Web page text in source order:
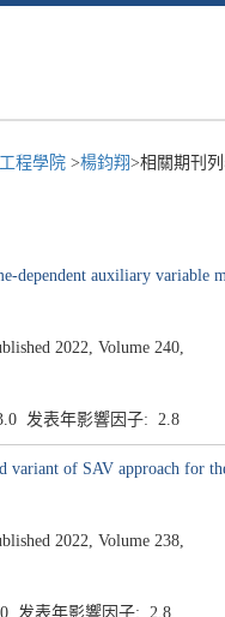
程學院 >楊鈞翔>相關期刊
dependent auxiliary variable
2022, Volume 240,
发表年影響因子: 2.8
of SAV approach for
2022, Volume 238,
发表年影響因子: 2.8